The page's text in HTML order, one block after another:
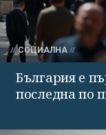
СОЦИАЛНА
България е
последна по